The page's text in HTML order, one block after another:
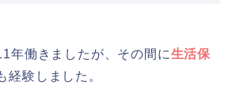
年働きましたが、その間に生活保
経験しました。